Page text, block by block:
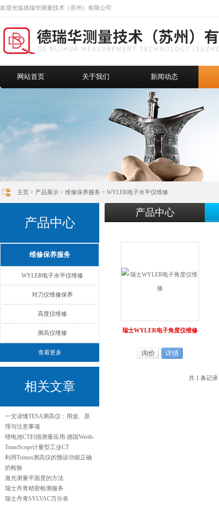
欢迎光临德瑞华测量技术（苏州）有限公司
网站首页 关于我们 新闻动态
主页 > 产品展示 > 维修保养服务 > WYLER电子水平仪维修
产品中心
维修保养服务
WYLER电子水平仪维修
对刀仪维修保养
高度仪维修
测高仪维修
查看更多
相关文章
一文读懂TESA测高仪：用途、原
理与注意事项
锂电池CT扫描测量应用-德国Werth-
TomoScope计量型工业CT
利用Trimos测高仪的预设功能正确
的检验
激光测量平面度的方法
瑞士丹青精密检测服务
瑞士丹青SYLVAC万分表
产品中心
瑞士WYLER电子角度仪维修
询价 详情
共 1 条记